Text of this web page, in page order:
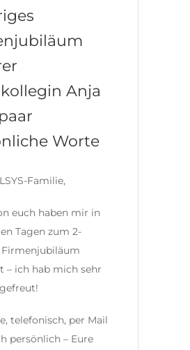
Anja
Worte
Familie,
euch haben mir in
Tagen zum 2-
– ich hab mich sehr
telefonisch, per Mail
persönlich – Eure